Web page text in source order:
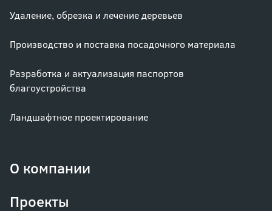
Удаление, обрезка и лечение деревьев
Производство и поставка посадочного материала
Разработка и актуализация паспортов
благоустройства
Ландшафтное проектирование
О компании
Проекты